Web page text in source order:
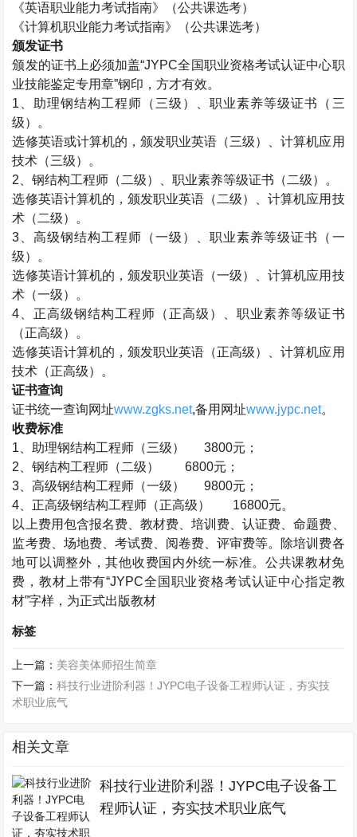
《英语职业能力考试指南》（公共课选考）
《计算机职业能力考试指南》（公共课选考）
颁发证书
颁发的证书上必须加盖“JYPC全国职业资格考试认证中心职
业技能鉴定专用章”钢印，方才有效。
1 、助理钢结构工程师（三级）、职业素养等级证书（三
级）。
选修英语或计算机的，颁发职业英语（三级）、计算机应用
技术（三级）。
2 、钢结构工程师（二级）、职业素养等级证书（二级）。
选修英语计算机的，颁发职业英语（二级）、计算机应用技
术（二级）。
3 、高级钢结构工程师（一级）、职业素养等级证书（一
级）。
选修英语计算机的，颁发职业英语（一级）、计算机应用技
术（一级）。
4 、正高级钢结构工程师（正高级）、职业素养等级证书
（正高级）。
选修英语计算机的，颁发职业英语（正高级）、计算机应用
技术（正高级）。
证书查询
证书统一查询网址www.zgks.net,备用网址www.jypc.net。
收费标准
1 、助理钢结构工程师（三级） 3800元；
2 、钢结构工程师（二级） 6800元；
3 、高级钢结构工程师（一级） 9800元；
4 、正高级钢结构工程师（正高级） 16800元。
以上费用包含报名费、教材费、培训费、认证费、命题费、
监考费、场地费、考试费、阅卷费、评审费等。除培训费各
地可以调整外，其他收费国内外统一标准。公共课教材免
费，教材上带有“JYPC全国职业资格考试认证中心指定教
材”字样，为正式出版教材
标签
上一篇： 美容美体师招生简章
下一篇：科技行业进阶利器！JYPC电子设备工程师认证，夯实技
术职业底气
相关文章
科技行业进阶利器！JYPC电子设备工
程师认证，夯实技术职业底气